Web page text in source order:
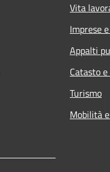
Vita
Imprese
Appalti
Catasto
Turismo
Mobilità